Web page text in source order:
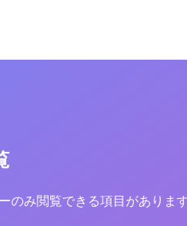
のみ閲覧できる項目がありま